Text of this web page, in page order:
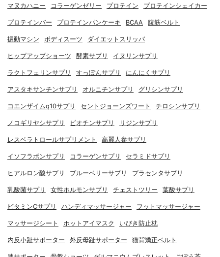
マヌカハニー コラーゲンゼリー プロテイン プロテインシェイカー
プロテインバー プロテインパンケーキ BCAA 腹筋ベルト
振動マシン ボディスーツ ダイエットスリッパ
ヒップアップショーツ 酵素サプリ イヌリンサプリ
ラクトフェリンサプリ すっぽんサプリ にんにくサプリ
アスタキサンチンサプリ オルニチンサプリ グリシンサプリ
コエンザイムq10サプリ セントジョーンズワート チロシンサプリ
ノコギリヤシサプリ ビオチンサプリ リジンサプリ
レスベラトロールサプリメント 高麗人参サプリ
イソフラボンサプリ コラーゲンサプリ セラミドサプリ
ヒアルロン酸サプリ ブルーベリーサプリ プラセンタサプリ
乳酸菌サプリ 女性ホルモンサプリ チェストツリー 葉酸サプリ
ビタミンCサプリ ハンディマッサージャー フットマッサージャー
マッサージシート ホットアイマスク いびき防止枕
内反小趾サポーター 外反母趾サポーター 猫背矯正ベルト